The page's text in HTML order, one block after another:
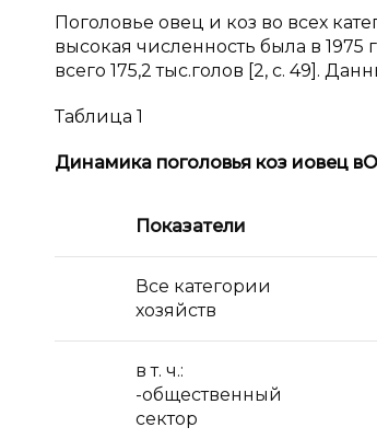
Поголовье овец и коз во всех
высокая численность была в 1975
всего 175,2 тыс.голов [2, с. 49].
Таблица 1
Динамика поголовья коз иовец в
Показатели
Все категории
хозяйств
в т. ч.:
-общественный
сектор